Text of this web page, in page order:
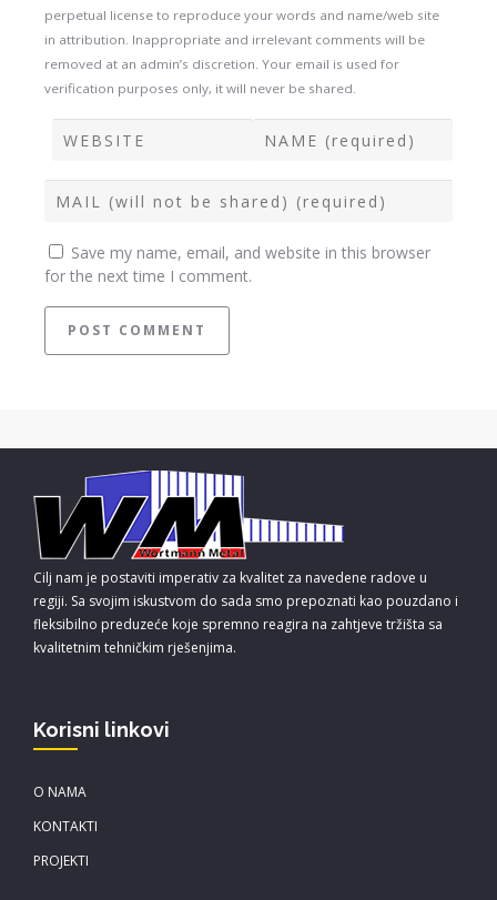
perpetual license to reproduce your words and name/web site
in attribution. Inappropriate and irrelevant comments will be
removed at an admin’s discretion. Your email is used for
verification purposes only, it will never be shared.
Save my name, email, and website in this browser
for the next time I comment.
Cilj nam je postaviti imperativ za kvalitet za navedene radove u
regiji. Sa svojim iskustvom do sada smo prepoznati kao pouzdano i
fleksibilno preduzeće koje spremno reagira na zahtjeve tržišta sa
kvalitetnim tehničkim rješenjima.
Korisni linkovi
O NAMA
KONTAKTI
PROJEKTI